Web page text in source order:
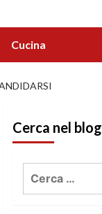
Cucina
Cerca nel blog
Ricerca